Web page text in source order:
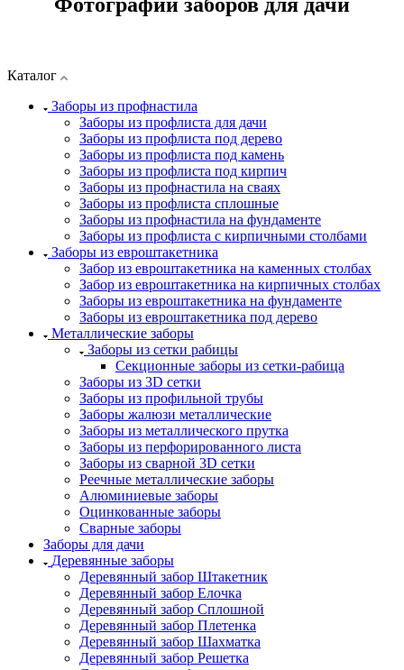
Каталог
Заборы из профнастила
Заборы из профлиста для дачи
Заборы из профлиста под дерево
Заборы из профлиста под камень
Заборы из профлиста под кирпич
Заборы из профнастила на сваях
Заборы из профлиста сплошные
Заборы из профнастила на фундаменте
Заборы из профлиста с кирпичными столбами
Заборы из евроштакетника
Забор из евроштакетника на каменных столбах
Забор из евроштакетника на кирпичных столбах
Заборы из евроштакетника на фундаменте
Заборы из евроштакетника под дерево
Металлические заборы
Заборы из сетки рабицы
Секционные заборы из сетки-рабица
Заборы из 3D сетки
Заборы из профильной трубы
Заборы жалюзи металлические
Заборы из металлического прутка
Заборы из перфорированного листа
Заборы из сварной 3D сетки
Реечные металлические заборы
Алюминиевые заборы
Оцинкованные заборы
Сварные заборы
Заборы для дачи
Деревянные заборы
Деревянный забор Штакетник
Деревянный забор Елочка
Деревянный забор Сплошной
Деревянный забор Плетенка
Деревянный забор Шахматка
Деревянный забор Решетка